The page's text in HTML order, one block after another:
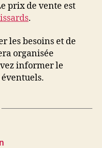
prix de vente est
.
les besoins et de
organisée
informer le